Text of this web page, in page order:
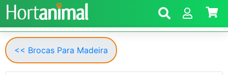
<< Brocas Para Madeira